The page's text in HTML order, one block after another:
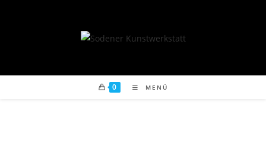
0 MENÜ